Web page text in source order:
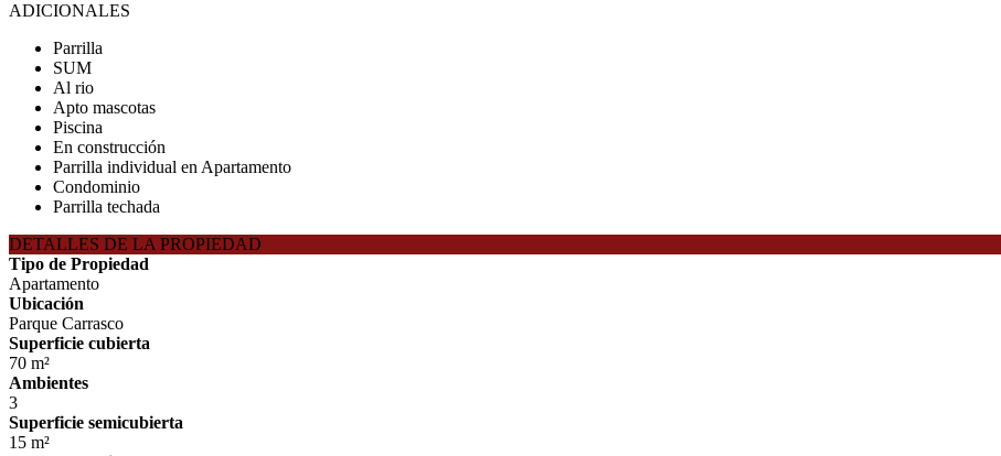
ADICIONALES
Parrilla
SUM
Al rio
Apto mascotas
Piscina
En construcción
Parrilla individual en Apartamento
Condominio
Parrilla techada
DETALLES DE LA PROPIEDAD
Tipo de Propiedad
Apartamento
Ubicación
Parque Carrasco
Superficie cubierta
70 m²
Ambientes
3
Superficie semicubierta
15 m²